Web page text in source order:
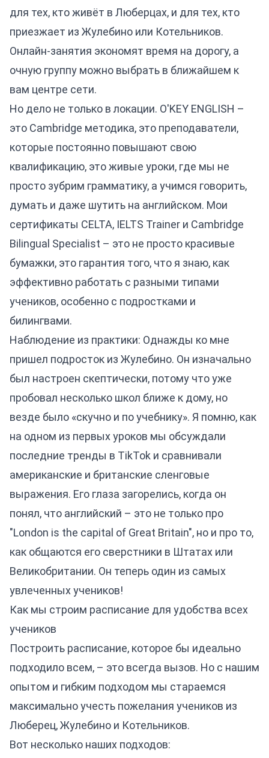
для тех, кто живёт в Люберцах, и для тех, кто
приезжает из Жулебино или Котельников.
Онлайн-занятия экономят время на дорогу, а
очную группу можно выбрать в ближайшем к
вам центре сети.
Но дело не только в локации. O'KEY ENGLISH –
это Cambridge методика, это преподаватели,
которые постоянно повышают свою
квалификацию, это живые уроки, где мы не
просто зубрим грамматику, а учимся говорить,
думать и даже шутить на английском. Мои
сертификаты CELTA, IELTS Trainer и Cambridge
Bilingual Specialist – это не просто красивые
бумажки, это гарантия того, что я знаю, как
эффективно работать с разными типами
учеников, особенно с подростками и
билингвами.
Наблюдение из практики: Однажды ко мне
пришел подросток из Жулебино. Он изначально
был настроен скептически, потому что уже
пробовал несколько школ ближе к дому, но
везде было «скучно и по учебнику». Я помню, как
на одном из первых уроков мы обсуждали
последние тренды в TikTok и сравнивали
американские и британские сленговые
выражения. Его глаза загорелись, когда он
понял, что английский – это не только про
"London is the capital of Great Britain", но и про то,
как общаются его сверстники в Штатах или
Великобритании. Он теперь один из самых
увлеченных учеников!
Как мы строим расписание для удобства всех
учеников
Построить расписание, которое бы идеально
подходило всем, – это всегда вызов. Но с нашим
опытом и гибким подходом мы стараемся
максимально учесть пожелания учеников из
Люберец, Жулебино и Котельников.
Вот несколько наших подходов: